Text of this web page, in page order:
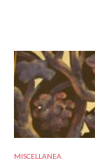
MISCELLANEA